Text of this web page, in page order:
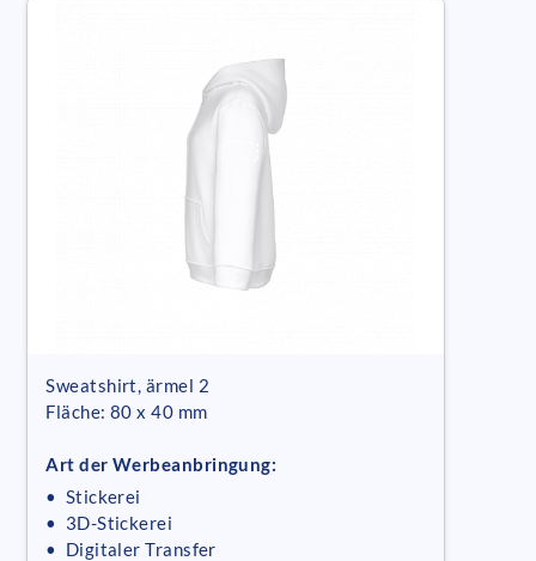
Sweatshirt, ärmel 2
Fläche: 80 x 40 mm
Art der Werbeanbringung:
• Stickerei
• 3D-Stickerei
• Digitaler Transfer